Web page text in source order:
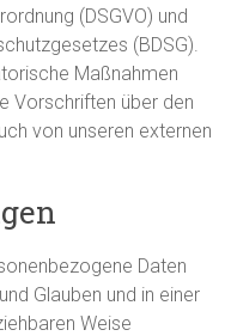
(DSGVO) und
(BDSG).
Maßnahmen
Vorschriften über den
von unseren externen
Daten
Glauben und in einer
Weise